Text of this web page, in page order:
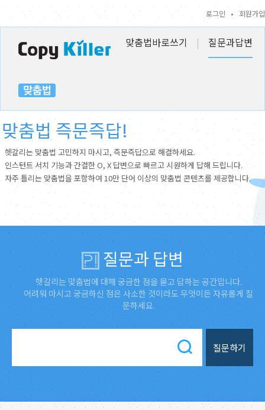
로그인 • 회원가입
맞춤법바로쓰기 | 질문과답변
맞춤법 즉문즉답!
헷갈리는 맞춤법 고민하지 마시고, 즉문즉답으로 해결하세요.
인스턴트 서치 기능과 간결한 O, X 답변으로 빠르고 시원하게 답해 드립니다.
자주 틀리는 맞춤법을 포함하여 10만 단어 이상의 맞춤법 콘텐츠를 제공합니다.
질문과 답변
헷갈리는 맞춤법에 대해 궁금한 점을 묻고 답하는 공간입니다.
어려워 마시고 궁금하신 점은 사소한 것이라도 무엇이든 자유롭게 질
문하세요.
질문하기